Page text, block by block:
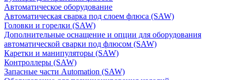
Автоматическое оборудование
Автоматическая сварка под слоем флюса (SAW)
Головки и горелки (SAW)
Дополнительные оснащение и опции для оборудования
автоматической сварки под флюсом (SAW)
Каретки и манипуляторы (SAW)
Контроллеры (SAW)
Запасные части Automation (SAW)